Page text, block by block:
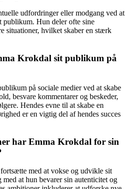
udfordringer eller modgang ved at
Hun deler ofte sine
situationer, hvilket skaber en stærk
Krokdal sit publikum på
på sociale medier ved at skabe
besvare kommentarer og beskeder,
Hendes evne til at skabe en
er en vigtig del af hendes succes
har Emma Krokdal for sin
med at vokse og udvikle sit
at hun bevarer sin autenticitet og